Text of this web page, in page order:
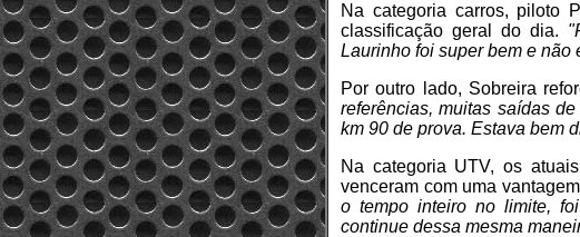
Na categoria carros, piloto
classificação geral do dia.
Laurinho foi super bem e não
Por outro lado, Sobreira
referências, muitas saídas
km 90 de prova. Estava bem
Na categoria UTV, os
venceram com uma
o tempo inteiro no limite,
continue dessa mesma